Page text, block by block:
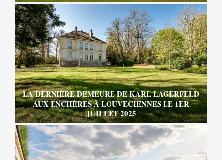
LA DERNIÈRE DEMEURE DE KARL LAGERFELD
AUX ENCHÈRES À LOUVECIENNES LE 1ER
JUILLET 2025